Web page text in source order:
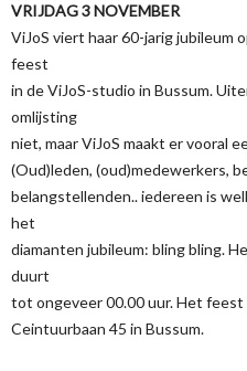
VRIJDAG 3 NOVEMBER
ViJoS viert haar 60-jarig jubileum
feest
in de ViJoS-studio in Bussum.
omlijsting
niet, maar ViJoS maakt er vooral
(Oud)leden, (oud)medewerkers,
belangstellenden.. iedereen is
het
diamanten jubileum: bling bling.
duurt
tot ongeveer 00.00 uur. Het
Ceintuurbaan 45 in Bussum.